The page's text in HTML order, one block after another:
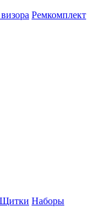
Ремкомплект
Щитки Наборы